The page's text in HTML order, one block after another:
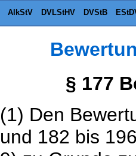
AlkStV DVLStHV DVStB
§ 177
(1) Den
und 182 bis